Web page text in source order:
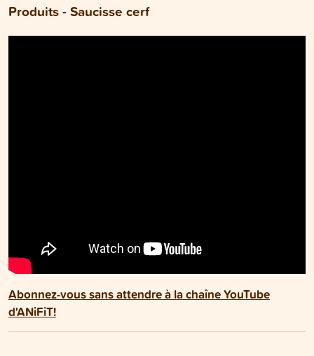
Produits - Saucisse cerf
Abonnez-vous sans attendre à la chaîne YouTube
d'ANiFiT!